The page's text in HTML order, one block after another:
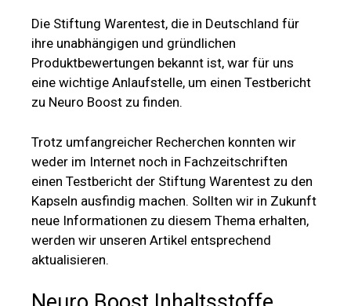
Die Stiftung Warentest, die in Deutschland für
ihre unabhängigen und gründlichen
Produktbewertungen bekannt ist, war für uns
eine wichtige Anlaufstelle, um einen Testbericht
zu Neuro Boost zu finden.
Trotz umfangreicher Recherchen konnten wir
weder im Internet noch in Fachzeitschriften
einen Testbericht der Stiftung Warentest zu den
Kapseln ausfindig machen. Sollten wir in Zukunft
neue Informationen zu diesem Thema erhalten,
werden wir unseren Artikel entsprechend
aktualisieren.